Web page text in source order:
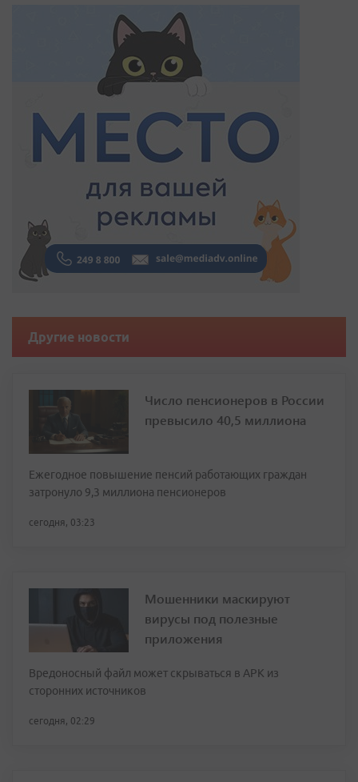
Другие новости
Число пенсионеров в России
превысило 40,5 миллиона
Ежегодное повышение пенсий работающих граждан
затронуло 9,3 миллиона пенсионеров
сегодня, 03:23
Мошенники маскируют
вирусы под полезные
приложения
Вредоносный файл может скрываться в APK из
сторонних источников
сегодня, 02:29